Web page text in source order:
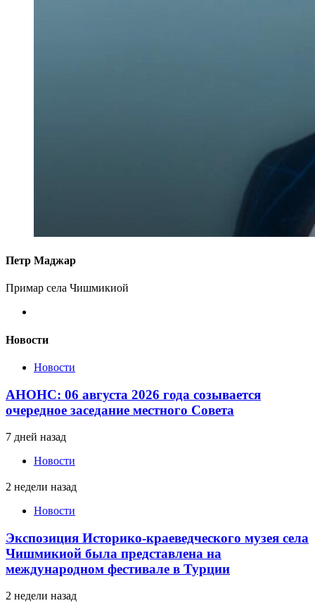
Петр Маджар
Примар села Чишмикиой
Новости
Новости
АНОНС: 06 августа 2026 года созывается
очередное заседание местного Совета
7 дней назад
Новости
2 недели назад
Новости
Экспозиция Историко-краеведческого музея села
Чишмикиой была представлена на
международном фестивале в Турции
2 недели назад